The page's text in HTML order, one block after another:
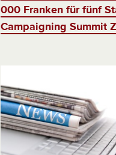
000 Franken für fünf
Campaigning Summit